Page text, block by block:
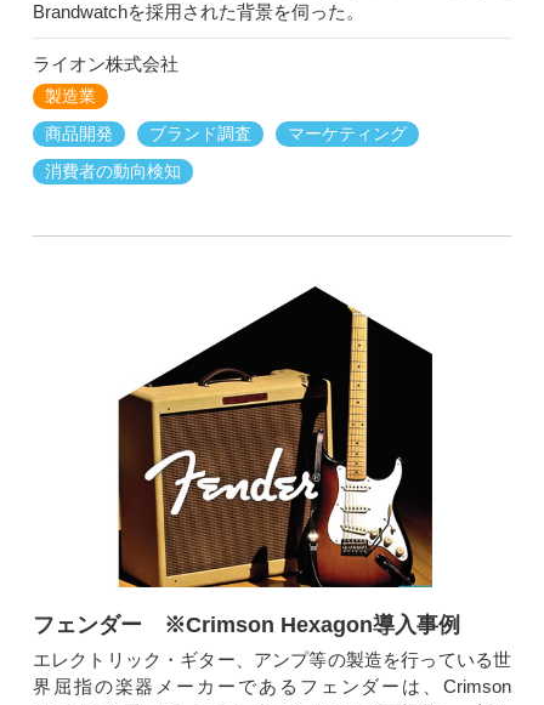
Brandwatchを採用された背景を伺った。
ライオン株式会社
製造業
商品開発
ブランド調査
マーケティング
消費者の動向検知
フェンダー ※Crimson Hexagon導入事例
エレクトリック・ギター、アンプ等の製造を行っている世
界屈指の楽器メーカーであるフェンダーは、Crimson